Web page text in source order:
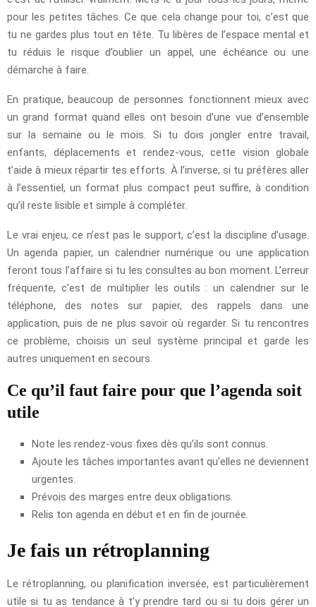
pour les petites tâches. Ce que cela change pour toi, c’est que
tu ne gardes plus tout en tête. Tu libères de l’espace mental et
tu réduis le risque d’oublier un appel, une échéance ou une
démarche à faire.
En pratique, beaucoup de personnes fonctionnent mieux avec
un grand format quand elles ont besoin d’une vue d’ensemble
sur la semaine ou le mois. Si tu dois jongler entre travail,
enfants, déplacements et rendez-vous, cette vision globale
t’aide à mieux répartir tes efforts. À l’inverse, si tu préfères aller
à l’essentiel, un format plus compact peut suffire, à condition
qu’il reste lisible et simple à compléter.
Le vrai enjeu, ce n’est pas le support, c’est la discipline d’usage.
Un agenda papier, un calendrier numérique ou une application
feront tous l’affaire si tu les consultes au bon moment. L’erreur
fréquente, c’est de multiplier les outils : un calendrier sur le
téléphone, des notes sur papier, des rappels dans une
application, puis de ne plus savoir où regarder. Si tu rencontres
ce problème, choisis un seul système principal et garde les
autres uniquement en secours.
Ce qu’il faut faire pour que l’agenda soit
utile
Note les rendez-vous fixes dès qu’ils sont connus.
Ajoute les tâches importantes avant qu’elles ne deviennent
urgentes.
Prévois des marges entre deux obligations.
Relis ton agenda en début et en fin de journée.
Je fais un rétroplanning
Le rétroplanning, ou planification inversée, est particulièrement
utile si tu as tendance à t’y prendre tard ou si tu dois gérer un